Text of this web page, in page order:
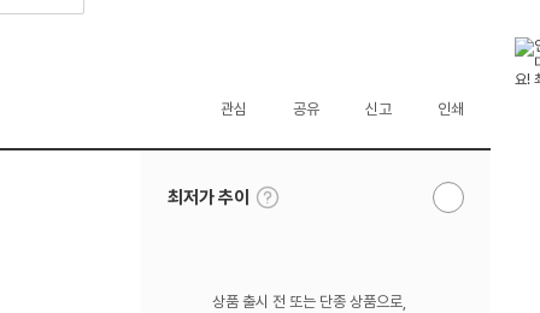
관심 공유 신고 인쇄
최저가 추이
툴
팁
알
상품 출시 전 또는 단종 상품으로,